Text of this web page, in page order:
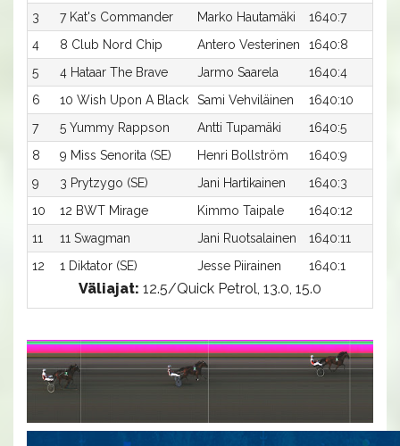
3
7 Kat's Commander Marko Hautamäki 1640:7
4
8 Club Nord Chip Antero Vesterinen 1640:8
5
4 Hataar The Brave Jarmo Saarela 1640:4
6
10 Wish Upon A Black Sami Vehviläinen 1640:10
7
5 Yummy Rappson Antti Tupamäki 1640:5
8
9 Miss Senorita (SE) Henri Bollström 1640:9
9
3 Prytzygo (SE) Jani Hartikainen 1640:3
10
12 BWT Mirage Kimmo Taipale 1640:12
11
11 Swagman Jani Ruotsalainen 1640:11
12
1 Diktator (SE) Jesse Piirainen 1640:1
Väliajat: 12.5/Quick Petrol, 13.0, 15.0